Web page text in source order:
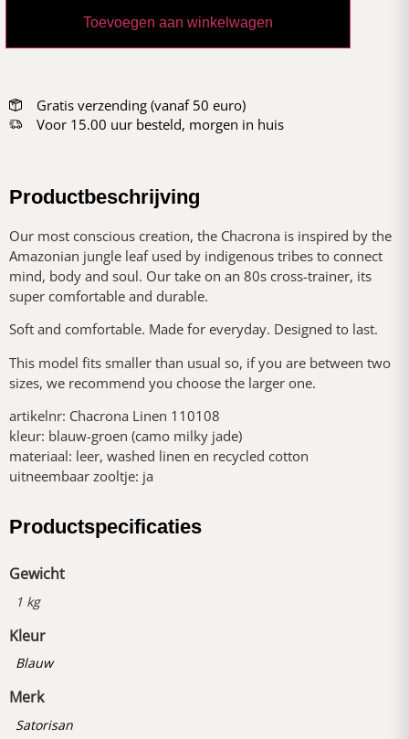
Toevoegen aan winkelwagen
Gratis verzending (vanaf 50 euro)
Voor 15.00 uur besteld, morgen in huis
Productbeschrijving
Our most conscious creation, the Chacrona is inspired by the
Amazonian jungle leaf used by indigenous tribes to connect
mind, body and soul. Our take on an 80s cross-trainer, its
super comfortable and durable.
Soft and comfortable. Made for everyday. Designed to last.
This model fits smaller than usual so, if you are between two
sizes, we recommend you choose the larger one.
artikelnr: Chacrona Linen 110108
kleur: blauw-groen (camo milky jade)
materiaal: leer, washed linen en recycled cotton
uitneembaar zooltje: ja
Productspecificaties
Gewicht
1 kg
Kleur
Blauw
Merk
Satorisan